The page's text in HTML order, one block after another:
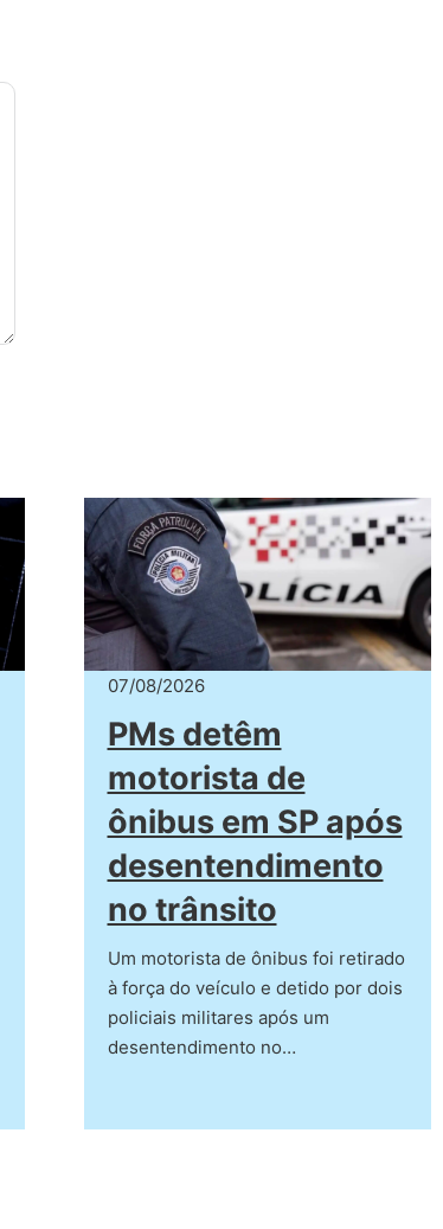
07/08/2026
PMs detêm
motorista de
ônibus em SP após
desentendimento
no trânsito
Um motorista de ônibus foi retirado
à força do veículo e detido por dois
policiais militares após um
desentendimento no…